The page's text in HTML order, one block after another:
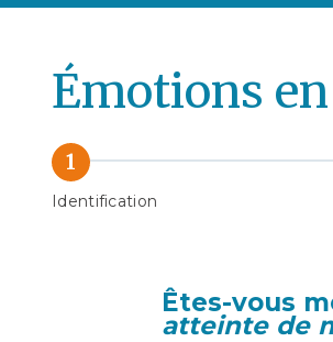
Émotions
Identification
Êtes-vous
atteinte de